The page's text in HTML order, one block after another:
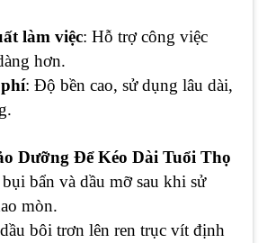
làm việc: Hỗ trợ công việc
hơn.
: Độ bền cao, sử dụng lâu dài,
Dưỡng Để Kéo Dài Tuổi Thọ
bẩn và dầu mỡ sau khi sử
mòn.
bôi trơn lên ren trục vít định